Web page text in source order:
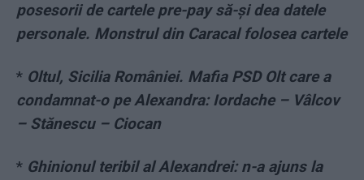
posesorii de cartele pre-pay să-şi dea datele
personale. Monstrul din Caracal folosea cartele
* Oltul, Sicilia României. Mafia PSD Olt care a
condamnat-o pe Alexandra: Iordache – Vâlcov
– Stănescu – Ciocan
* Ghinionul teribil al Alexandrei: n-a ajuns la